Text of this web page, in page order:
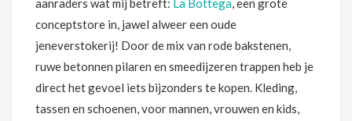
aanraders wat mij betreft: La Bottega, een grote
conceptstore in, jawel alweer een oude
jeneverstokerij! Door de mix van rode bakstenen,
ruwe betonnen pilaren en smeedijzeren trappen heb je
direct het gevoel iets bijzonders te kopen. Kleding,
tassen en schoenen, voor mannen, vrouwen en kids,